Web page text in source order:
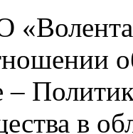
–
в